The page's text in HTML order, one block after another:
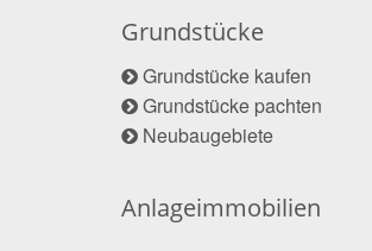
Grundstücke
Grundstücke kaufen
Grundstücke pachten
Neubaugebiete
Anlageimmobilien